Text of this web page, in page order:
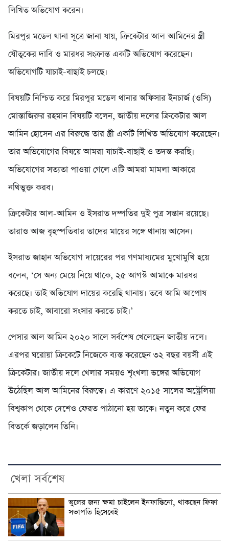
লিখিত অভিযোগ করেন।
মিরপুর মডেল থানা সূত্রে জানা যায়, ক্রিকেটার আল আমিনের স্ত্রী
যৌতুকের দাবি ও মারধর সংক্রান্ত একটি অভিযোগ করেছেন।
অভিযোগটি যাচাই-বাছাই চলছে।
বিষয়টি নিশ্চিত করে মিরপুর মডেল থানার অফিসার ইনচার্জ (ওসি)
মোস্তাজিরুর রহমান বিষয়টি বলেন, জাতীয় দলের ক্রিকেটার আল
আমিন হোসেন এর বিরুদ্ধে তার স্ত্রী একটি লিখিত অভিযোগ করেছেন।
তার অভিযোগের বিষয়ে আমরা যাচাই-বাছাই ও তদন্ত করছি।
অভিযোগের সত্যতা পাওয়া গেলে এটি আমরা মামলা আকারে
নথিভুক্ত করব।
ক্রিকেটার আল-আমিন ও ইসরাত দম্পতির দুই পুত্র সন্তান রয়েছে।
তারাও আজ বৃহস্পতিবার তাদের মায়ের সঙ্গে থানায় আসেন।
ইসরাত জাহান অভিযোগ দায়েরের পর গণমাধ্যমের মুখোমুখি হয়ে
বলেন, ‘সে অন্য মেয়ে নিয়ে থাকে, ২৫ আগস্ট আমাকে মারধর
করেছে। তাই অভিযোগ দায়ের করেছি থানায়। তবে আমি আপোষ
করতে চাই, আবারো সংসার করতে চাই।’
পেসার আল আমিন ২০২০ সালে সর্বশেষ খেলেছেন জাতীয় দলে।
এরপর ঘরোয়া ক্রিকেটে নিজেকে ব্যস্ত করেছেন ৩২ বছর বয়সী এই
ক্রিকেটার। জাতীয় দলে খেলার সময়ও শৃংখলা ভঙ্গের অভিযোগ
উঠেছিল আল আমিনের বিরুদ্ধে। এ কারণে ২০১৫ সালের অস্ট্রেলিয়া
বিশ্বকাপ থেকে দেশেও ফেরত পাঠানো হয় তাকে। নতুন করে ফের
বিতর্কে জড়ালেন তিনি।
খেলা সর্বশেষ
ভুলের জন্য ক্ষমা চাইলেন ইনফান্তিনো, থাকছেন ফিফা
সভাপতি হিসেবেই